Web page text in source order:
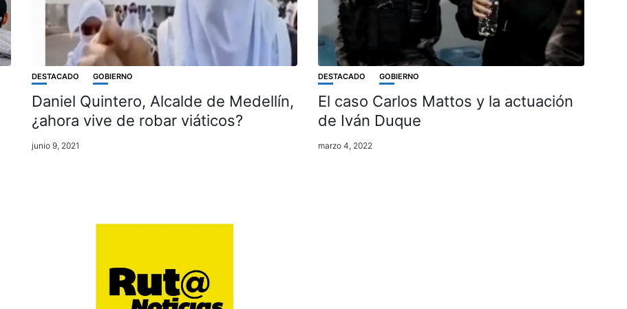
DESTACADO GOBIERNO
Daniel Quintero, Alcalde de Medellín,
¿ahora vive de robar viáticos?
junio 9, 2021
DESTACADO GOBIERNO
El caso Carlos Mattos y la actuación
de Iván Duque
marzo 4, 2022